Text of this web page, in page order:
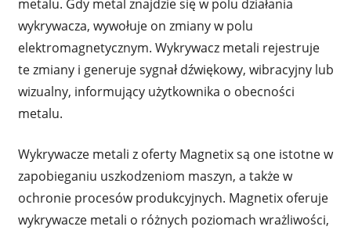
metalu. Gdy metal znajdzie się w polu działania
wykrywacza, wywołuje on zmiany w polu
elektromagnetycznym. Wykrywacz metali rejestruje
te zmiany i generuje sygnał dźwiękowy, wibracyjny lub
wizualny, informujący użytkownika o obecności
metalu.
Wykrywacze metali z oferty Magnetix są one istotne w
zapobieganiu uszkodzeniom maszyn, a także w
ochronie procesów produkcyjnych. Magnetix oferuje
wykrywacze metali o różnych poziomach wrażliwości,